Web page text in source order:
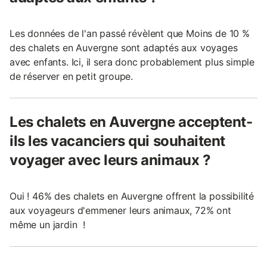
Les données de l'an passé révèlent que Moins de 10 %
des chalets en Auvergne sont adaptés aux voyages
avec enfants. Ici, il sera donc probablement plus simple
de réserver en petit groupe.
Les chalets en Auvergne acceptent-
ils les vacanciers qui souhaitent
voyager avec leurs animaux ?
Oui ! 46% des chalets en Auvergne offrent la possibilité
aux voyageurs d'emmener leurs animaux, 72% ont
même un jardin !